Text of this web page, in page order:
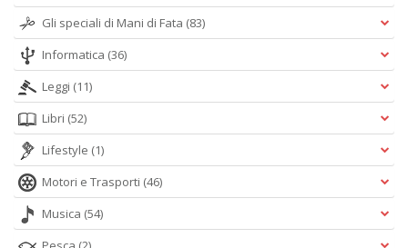
Gli speciali di Mani di Fata (83)
Informatica (36)
Leggi (11)
Libri (52)
Lifestyle (1)
Motori e Trasporti (46)
Musica (54)